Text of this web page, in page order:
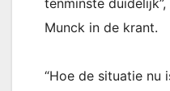
tenminste
Munck in de krant.
“Hoe de situatie nu